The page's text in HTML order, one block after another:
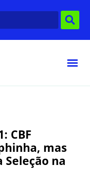
CBF
mas
Seleção na